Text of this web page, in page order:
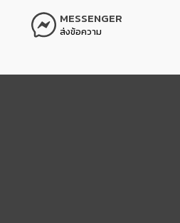
MESSENGER
ส่งข้อความ